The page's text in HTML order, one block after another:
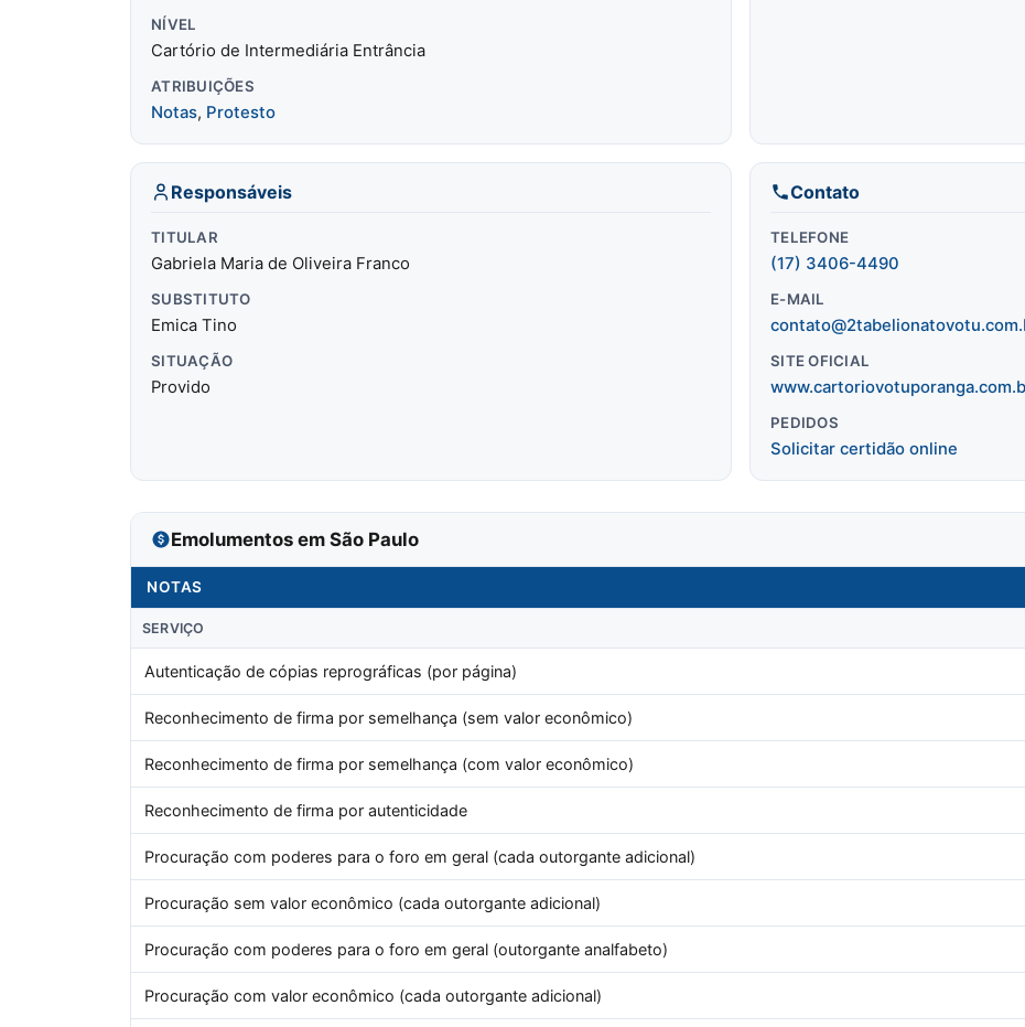
NÍVEL
Cartório de Intermediária Entrância
ATRIBUIÇÕES
Notas, Protesto
Responsáveis
TITULAR
Gabriela Maria de Oliveira Franco
SUBSTITUTO
Emica Tino
SITUAÇÃO
Provido
Contato
TELEFONE
(17) 3406-4490
E-MAIL
SITE OFICIAL
PEDIDOS
Solicitar certidão online
Emolumentos em São Paulo
NOTAS
SERVIÇO
Autenticação de cópias reprográficas (por página)
Reconhecimento de firma por semelhança (sem valor econômico)
Reconhecimento de firma por semelhança (com valor econômico)
Reconhecimento de firma por autenticidade
Procuração com poderes para o foro em geral (cada outorgante adicional)
Procuração sem valor econômico (cada outorgante adicional)
Procuração com poderes para o foro em geral (outorgante analfabeto)
Procuração com valor econômico (cada outorgante adicional)